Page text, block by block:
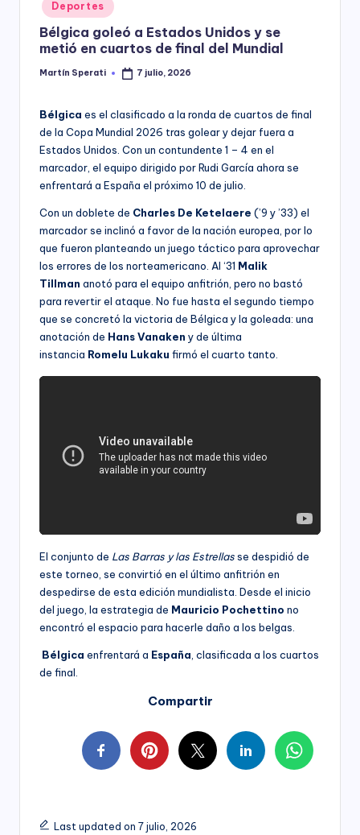
y
in
Deportes
Bélgica goleó a Estados Unidos y se
metió en cuartos de final del Mundial
Posted
Martín Sperati 7 julio, 2026
Bélgica es el clasificado a la ronda de cuartos de final
de la Copa Mundial 2026 tras golear y dejar fuera a
Estados Unidos. Con un contundente 1 – 4 en el
marcador, el equipo dirigido por Rudi García ahora se
enfrentará a España el próximo 10 de julio.
Con un doblete de Charles De Ketelaere (’9 y ’33) el
marcador se inclinó a favor de la nación europea, por lo
que fueron planteando un juego táctico para aprovechar
los errores de los norteamericano. Al ‘31 Malik
Tillman anotó para el equipo anfitrión, pero no bastó
para revertir el ataque. No fue hasta el segundo tiempo
que se concretó la victoria de Bélgica y la goleada: una
anotación de Hans Vanaken y de última
instancia Romelu Lukaku firmó el cuarto tanto.
El conjunto de Las Barras y las Estrellasse despidió de
este torneo, se convirtió en el último anfitrión en
despedirse de esta edición mundialista. Desde el inicio
del juego, la estrategia de Mauricio Pochettino no
encontró el espacio para hacerle daño a los belgas.
Bélgica enfrentará a España , clasificada a los cuartos
de final.
Compartir
Last updated on 7 julio, 2026